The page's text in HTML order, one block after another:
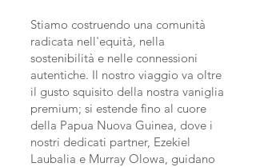
Stiamo costruendo una comunità
radicata nell'equità, nella
sostenibilità e nelle connessioni
autentiche. Il nostro viaggio va oltre
il gusto squisito della nostra vaniglia
premium; si estende fino al cuore
della Papua Nuova Guinea, dove i
nostri dedicati partner, Ezekiel
Laubalia e Murray Olowa, guidano